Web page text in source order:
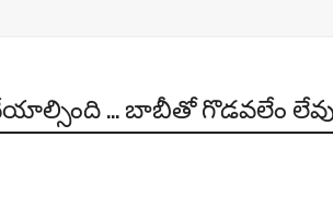
చేయాల్సింది ... బాబీతో గొడ‌వ‌లేం